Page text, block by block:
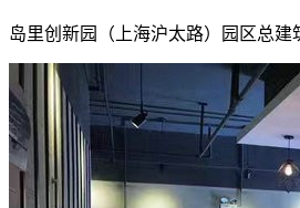
岛里创新园（上海沪太路）园区总